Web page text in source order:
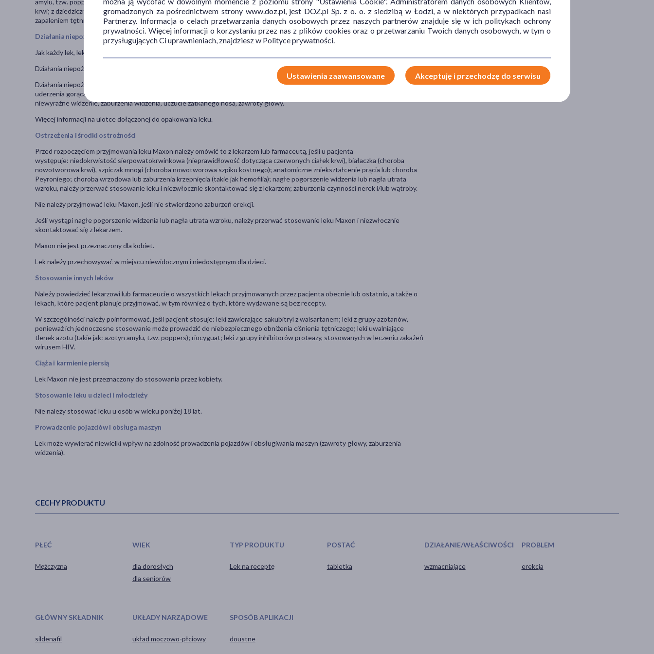
amylu, tzw. poppers), riocyguat; z ciężkimi chorobami serca lub wątroby; wystąpił udar, zawał serca; z niskim ciśnieniem tętniczym
krwi; z dziedzicznymi zmianami degeneracyjnymi siatkówki; stwierdzono kiedykolwiek utratę wzroku w wyniku niezwiązanej z
zapaleniem tętnic przedniej niedokrwiennej neuropatii nerwu wzrokowego (NAION).
Działania niepożądane
Jak każdy lek, lek ten może powodować działania niepożądane, chociaż nie u każdego one wystąpią.
Działania niepożądane występujące bardzo często (może występować częściej niż u 1 na 10 pacjentów): ból głowy.
Działania niepożądane występujące często (może występować u 1 na 10 pacjentów): nudności, nagłe zaczerwienienie twarzy,
uderzenia gorąca (objawy obejmują nagłe uczucie ciepła w górnej części ciała), niestrawność, widzenie z kolorową poświatą,
niewyraźne widzenie, zaburzenia widzenia, uczucie zatkanego nosa, zawroty głowy.
Więcej informacji na ulotce dołączonej do opakowania leku.
Ostrzeżenia i środki ostrożności
Przed rozpoczęciem przyjmowania leku Maxon należy omówić to z lekarzem lub farmaceutą, jeśli u pacjenta
występuje: niedokrwistość sierpowatokrwinkowa (nieprawidłowość dotycząca czerwonych ciałek krwi), białaczka (choroba
nowotworowa krwi), szpiczak mnogi (choroba nowotworowa szpiku kostnego); anatomiczne zniekształcenie prącia lub choroba
Peyroniego; choroba wrzodowa lub zaburzenia krzepnięcia (takie jak hemofilia); nagłe pogorszenie widzenia lub nagła utrata
wzroku, należy przerwać stosowanie leku i niezwłocznie skontaktować się z lekarzem; zaburzenia czynności nerek i/lub wątroby.
Nie należy przyjmować leku Maxon, jeśli nie stwierdzono zaburzeń erekcji.
Jeśli wystąpi nagłe pogorszenie widzenia lub nagła utrata wzroku, należy przerwać stosowanie leku Maxon i niezwłocznie
skontaktować się z lekarzem.
Maxon nie jest przeznaczony dla kobiet.
Lek należy przechowywać w miejscu niewidocznym i niedostępnym dla dzieci.
Stosowanie innych leków
Należy powiedzieć lekarzowi lub farmaceucie o wszystkich lekach przyjmowanych przez pacjenta obecnie lub ostatnio, a także o
lekach, które pacjent planuje przyjmować, w tym również o tych, które wydawane są bez recepty.
W szczególności należy poinformować, jeśli pacjent stosuje: leki zawierające sakubitryl z walsartanem; leki z grupy azotanów,
ponieważ ich jednoczesne stosowanie może prowadzić do niebezpiecznego obniżenia ciśnienia tętniczego; leki uwalniające
tlenek azotu (takie jak: azotyn amylu, tzw. poppers); riocyguat; leki z grupy inhibitorów proteazy, stosowanych w leczeniu zakażeń
wirusem HIV.
Ciąża i karmienie piersią
Lek Maxon nie jest przeznaczony do stosowania przez kobiety.
Stosowanie leku u dzieci i młodzieży
Nie należy stosować leku u osób w wieku poniżej 18 lat.
Prowadzenie pojazdów i obsługa maszyn
Lek może wywierać niewielki wpływ na zdolność prowadzenia pojazdów i obsługiwania maszyn (zawroty głowy, zaburzenia
widzenia).
CECHY PRODUKTU
PŁEĆ
Mężczyzna
WIEK
dla dorosłych
dla seniorów
TYP PRODUKTU
Lek na receptę
POSTAĆ
tabletka
DZIAŁANIE/WŁAŚCIWOŚCI
wzmacniające
PROBLEM
erekcja
GŁÓWNY SKŁADNIK
sildenafil
UKŁADY NARZĄDOWE
układ moczowo-płciowy
SPOSÓB APLIKACJI
doustne
gromadzonych za pośrednictwem strony www.doz.pl, jest DOZ.pl Sp. z o. o. z siedzibą w Łodzi, a w niektórych przypadkach nasi
Partnerzy. Informacja o celach przetwarzania danych osobowych przez naszych partnerów znajduje się w ich politykach ochrony
prywatności. Więcej informacji o korzystaniu przez nas z plików cookies oraz o przetwarzaniu Twoich danych osobowych, w tym o
przysługujących Ci uprawnieniach, znajdziesz w Polityce prywatności.
Ustawienia zaawansowane Akceptuję i przechodzę do serwisu